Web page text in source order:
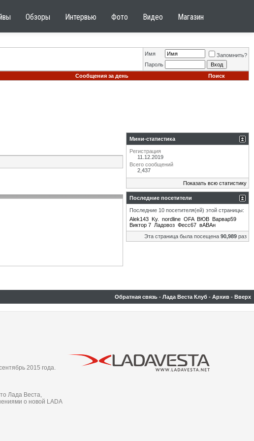
Обзоры Интервью Фото Видео Магазин
Имя
Запомнить?
Пароль
Сообщения за день Поиск
Мини-статистика
Регистрация
11.12.2019
Всего сообщений
2,437
Показать всю статистику
Последние посетители
Последние 10 посетителя(ей) этой страницы:
Alek143 Ky. nordline OFA ВЮВ Варвар59
Виктор 7 Ладовоз Фесс67 вАВАн
Эта страница была посещена 90,989 раз
Обратная связь - Лада Веста Клуб - Архив - Вверх
2015 года.
Лада Веста,
о новой LADA